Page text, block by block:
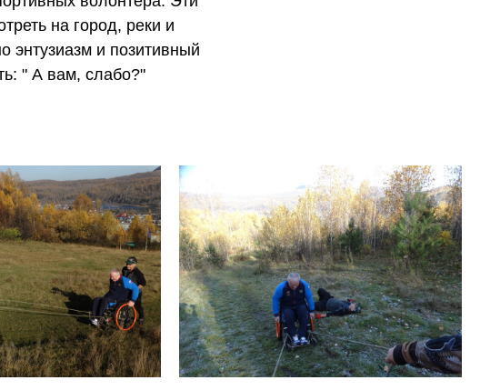
на город, реки и
энтузиазм и позитивный
" А вам, слабо?"